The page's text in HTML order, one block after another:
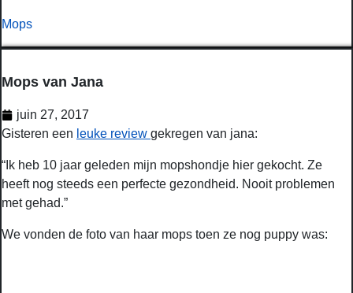
Mops
Mops van Jana
juin 27, 2017
Gisteren een leuke review gekregen van jana:
“Ik heb 10 jaar geleden mijn mopshondje hier gekocht. Ze
heeft nog steeds een perfecte gezondheid. Nooit problemen
met gehad.”
We vonden de foto van haar mops toen ze nog puppy was: